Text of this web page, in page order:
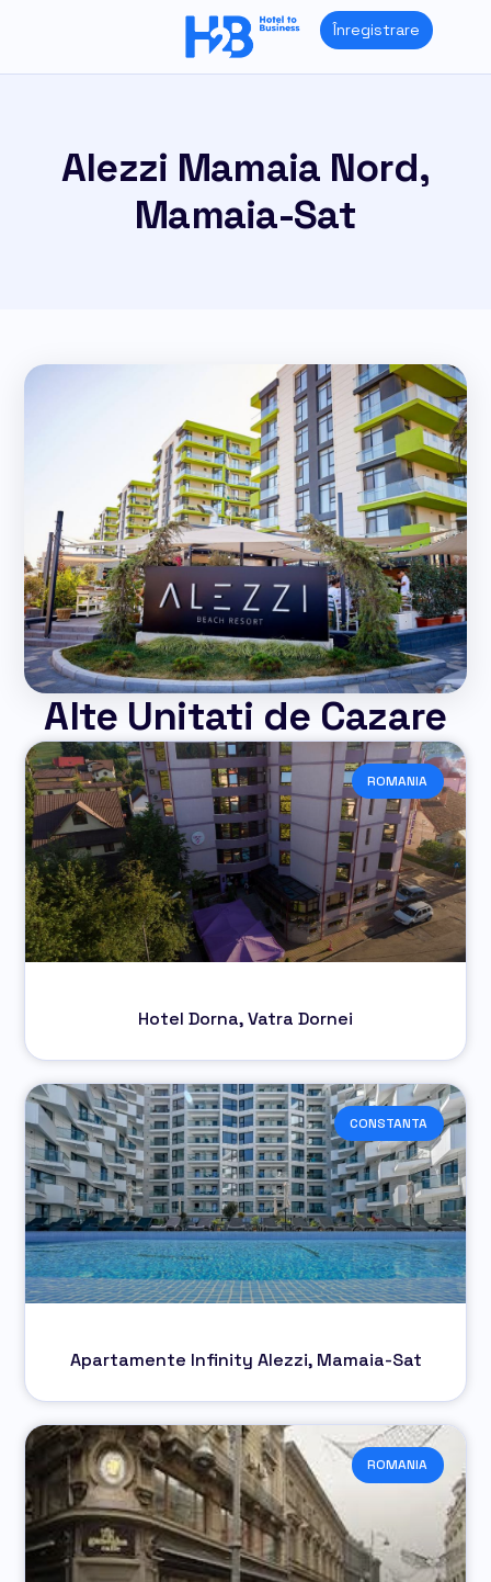
Înregistrare
Alezzi Mamaia Nord,
Mamaia-Sat
Alte Unitati de Cazare
ROMANIA
Hotel Dorna, Vatra Dornei
CONSTANTA
Apartamente Infinity Alezzi, Mamaia-Sat
ROMANIA